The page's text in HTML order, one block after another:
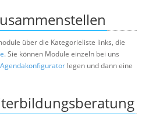
über die Kategorieliste links, die
. Sie können Module einzeln bei uns
Agendakonfigurator legen und dann eine